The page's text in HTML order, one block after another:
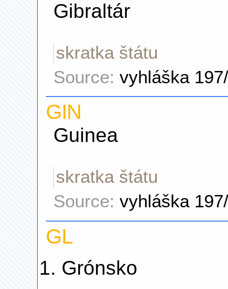
Gibraltár
skratka štátu
Source: vyhláška
GIN
Guinea
skratka štátu
Source: vyhláška
GL
Grónsko